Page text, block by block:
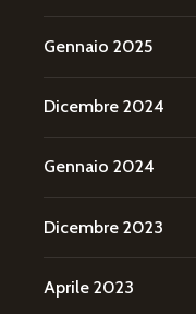
Gennaio 2025
Dicembre 2024
Gennaio 2024
Dicembre 2023
Aprile 2023